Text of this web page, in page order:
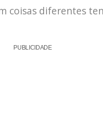
coisas diferentes
PUBLICIDADE